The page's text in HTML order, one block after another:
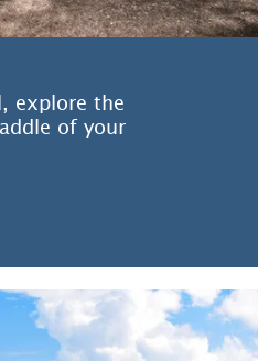
explore the
of your